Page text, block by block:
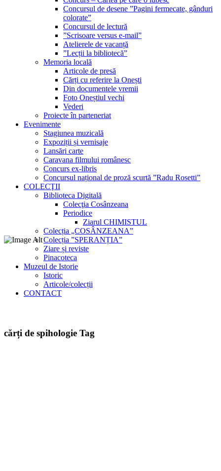
Concursul de desene ”Pagini fermecate, gânduri
colorate”
Concursul de lectură
”Scrisoare versus e-mail”
Atelierele de vacanță
”Lecții la bibliotecă”
Memoria locală
Articole de presă
Cărți cu referire la Onești
Din documentele vremii
Foto Oneștiul vechi
Vederi
Proiecte în parteneriat
Evenimente
Stagiunea muzicală
Expoziții și vernisaje
Lansări carte
Caravana filmului românesc
Concurs ex-libris
Concursul național de proză scurtă ”Radu Rosetti”
COLECŢII
Biblioteca Digitală
Colecţia Cosânzeana
Periodice
Ziarul CHIMISTUL
Colecția „COSÂNZEANA”
Colecția ”SPERANȚIA”
Ziare și reviste
Pinacoteca
Muzeul de Istorie
Istoric
Articole/colecții
CONTACT
cărți de spihologie Tag